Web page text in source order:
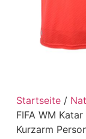
Startseite/
FIFA WM
Kurzarm